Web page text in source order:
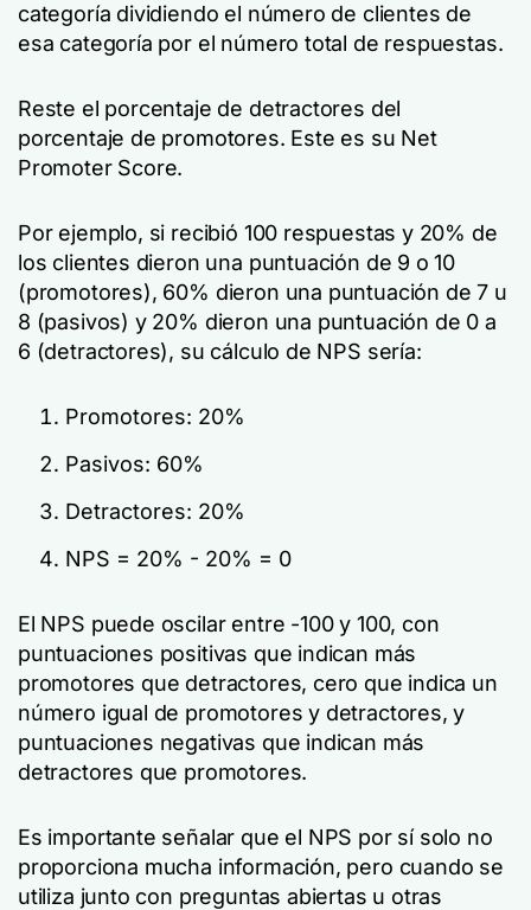
categoría dividiendo el número de clientes de
esa categoría por el número total de respuestas.
Reste el porcentaje de detractores del
porcentaje de promotores. Este es su Net
Promoter Score.
Por ejemplo, si recibió 100 respuestas y 20% de
los clientes dieron una puntuación de 9 o 10
(promotores), 60% dieron una puntuación de 7 u
8 (pasivos) y 20% dieron una puntuación de 0 a
6 (detractores), su cálculo de NPS sería:
Promotores: 20%
Pasivos: 60%
Detractores: 20%
NPS = 20% - 20% = 0
El NPS puede oscilar entre -100 y 100, con
puntuaciones positivas que indican más
promotores que detractores, cero que indica un
número igual de promotores y detractores, y
puntuaciones negativas que indican más
detractores que promotores.
Es importante señalar que el NPS por sí solo no
proporciona mucha información, pero cuando se
utiliza junto con preguntas abiertas u otras